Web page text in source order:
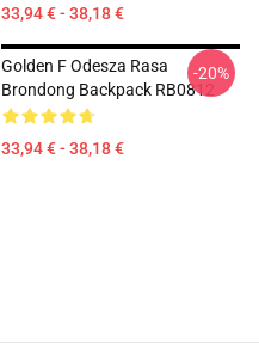
33,94 € - 38,18 €
Golden F Odesza Rasa
Brondong Backpack RB0812
33,94 € - 38,18 €
-20%